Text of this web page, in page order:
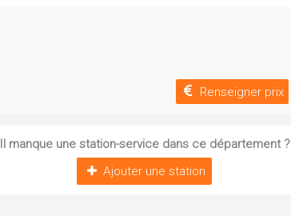
Renseigner prix
Il manque une station-service dans ce département ?
Ajouter une station